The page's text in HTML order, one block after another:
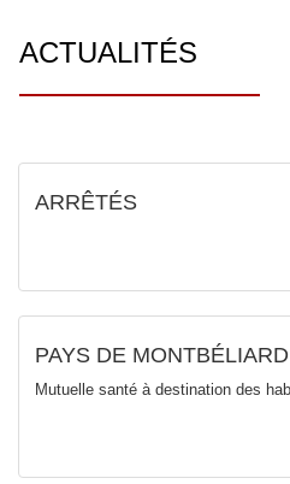
ACTUALITÉS
ARRÊTÉS
PAYS DE
Mutuelle santé à destination des